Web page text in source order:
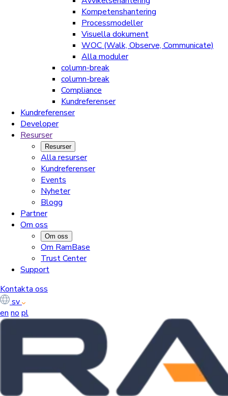
Kompetenshantering
Processmodeller
Visuella dokument
WOC (Walk, Observe, Communicate)
Alla moduler
column-break
column-break
Compliance
Kundreferenser
Kundreferenser
Developer
Resurser
Resurser
Alla resurser
Kundreferenser
Events
Nyheter
Blogg
Partner
Om oss
Om oss
Om RamBase
Trust Center
Support
Kontakta oss
sv
en no pl